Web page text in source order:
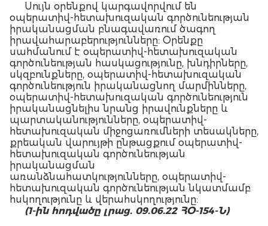
Սույն օրենքով կարգավորվում են
օպերատիվ-հետախուզական գործունեության
իրականացման բնագավառում ծագող
իրավահարաբերությունները: Օրենքը
սահմանում է օպերատիվ-հետախուզական
գործունեության հասկացությունը, խնդիրները,
սկզբունքները, օպերատիվ-հետախուզական
գործունեություն իրականացնող մարմինները,
օպերատիվ-հետախուզական գործունեություն
իրականացնելիս նրանց իրավունքները և
պարտականությունները, օպերատիվ-
հետախուզական միջոցառումների տեսակները,
քրեական վարույթի ընթացքում օպերատիվ-
հետախուզական գործունեության
իրականացման
առանձնահատկությունները, օպերատիվ-
հետախուզական գործունեության նկատմամբ
հսկողությունը և վերահսկողությունը:
(1-ին հոդվածը լրաց. 09.06.22 ՀՕ-154-Ն)